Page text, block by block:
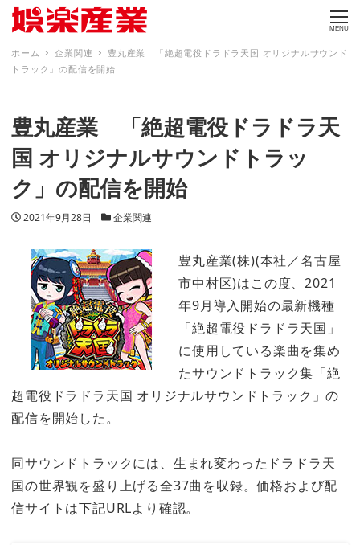
MENU
ホーム 企業関連
豊丸産業 「絶超電役ドラドラ天国 オリジナルサウンド
トラック」の配信を開始
豊丸産業 「絶超電役ドラドラ天
国 オリジナルサウンドトラッ
ク」の配信を開始
投稿日
2021年9月28日 カテゴリー
企業関連
豊丸産業(株)(本社／名古屋
市中村区)はこの度、2021
年9月導入開始の最新機種
「絶超電役ドラドラ天国」
に使用している楽曲を集め
たサウンドトラック集「絶
超電役ドラドラ天国 オリジナルサウンドトラック」の
配信を開始した。
同サウンドトラックには、生まれ変わったドラドラ天
国の世界観を盛り上げる全37曲を収録。価格および配
信サイトは下記URLより確認。